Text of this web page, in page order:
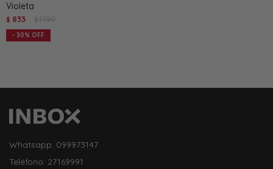
Violeta
$ 833 $ 1.190
30
Whatsapp: 099973147
Teléfono: 27169991